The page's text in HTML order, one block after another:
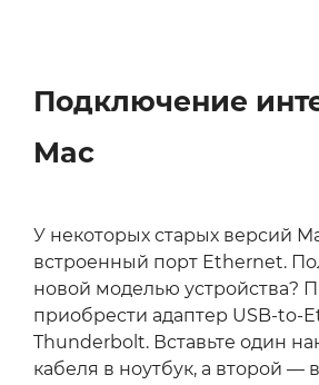
Подключение
Mac
У некоторых старых версий
встроенный порт Ethernet.
новой моделью устройства?
приобрести адаптер USB-to-
Thunderbolt. Вставьте один
кабеля в ноутбук, а второй —